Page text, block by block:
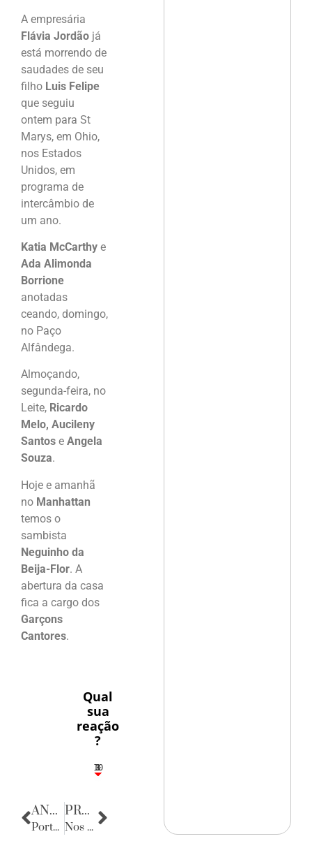
A empresária
Flávia Jordão já
está morrendo de
saudades de seu
filho Luis Felipe
que seguiu
ontem para St
Marys, em Ohio,
nos Estados
Unidos, em
programa de
intercâmbio de
um ano.
Katia McCarthy e
Ada Alimonda
Borrione
anotadas
ceando, domingo,
no Paço
Alfândega.
Almoçando,
segunda-feira, no
Leite, Ricardo
Melo, Aucileny
Santos e Angela
Souza.
Hoje e amanhã
no Manhattan
temos o
sambista
Neguinho da
Beija-Flor. A
abertura da casa
fica a cargo dos
Garçons
Cantores.
Qual
sua
reação
?
3
1
1
3
10
ANTERIOR
Porta Retratos
PRÓXIMA
Nos Bastidores da Política